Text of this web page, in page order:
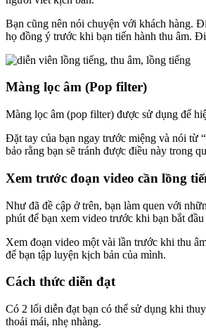
Bạn cũng nên nói chuyện với khách hàng.
họ đồng ý trước khi bạn tiến hành thu âm.
Màng lọc âm (Pop filter)
Màng lọc âm (pop filter) được sử dụng để
Đặt tay của bạn ngay trước miệng và nói từ
bảo rằng bạn sẽ tránh được điều này trong
Xem trước đoạn video cần lồng
Như đã đề cập ở trên, bạn làm quen với
phút để bạn xem video trước khi bạn bắt đầu
Xem đoạn video một vài lần trước khi thu
để bạn tập luyện kịch bản của mình.
Cách thức diễn đạt
Có 2 lối diễn đạt bạn có thể sử dụng khi
thoải mái, nhẹ nhàng.